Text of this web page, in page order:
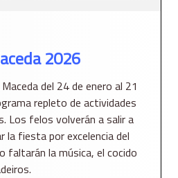
2026
del 24 de enero al 21
repleto de actividades
Los felos volverán a salir a
la fiesta por excelencia del
faltarán la música, el cocido